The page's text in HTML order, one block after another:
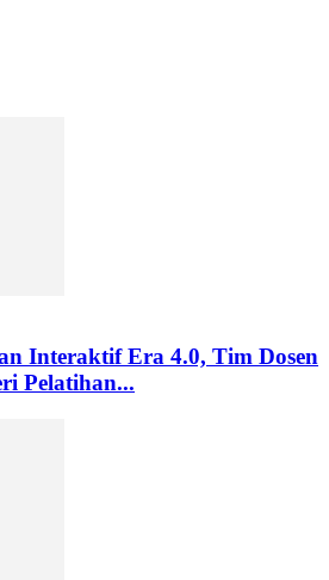
Interaktif Era 4.0, Tim Dosen
Pelatihan...